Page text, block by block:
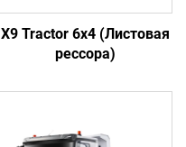
X9 Tractor 6x4 (Листовая
рессора)